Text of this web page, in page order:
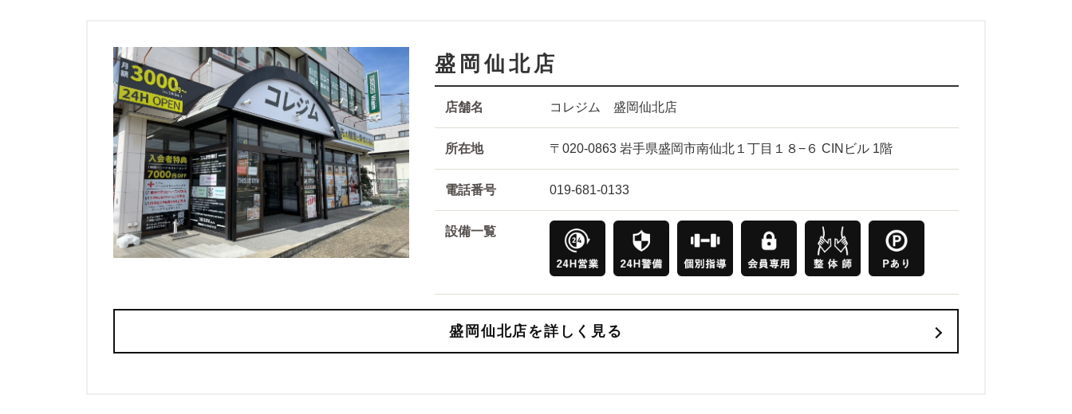
盛岡仙北店
店舗名 コレジム 盛岡仙北店
所在地 〒020-0863 岩手県盛岡市南仙北１丁目１８−６ CINビル 1階
電話番号 019-681-0133
設備一覧
盛岡仙北店を詳しく見る